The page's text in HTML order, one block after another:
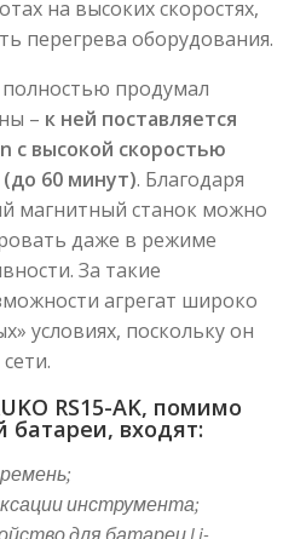
на высоких скоростях,
перегрева оборудования.
продумал
– к ней поставляется
с высокой скоростью
60 минут). Благодаря
магнитный станок можно
даже в режиме
За такие
агрегат широко
условиях, поскольку он
RS15-AK, помимо
батареи, входят:
инструмента;